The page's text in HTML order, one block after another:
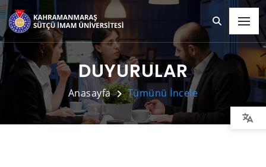
DUYURULAR
Anasayfa Tümünü İncele